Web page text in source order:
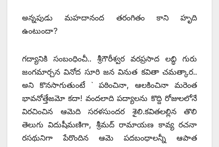
అన్నపుడు మహదానంద తరంగితం కాని హృది
ఉంటుందా?
గద్యానికి సంబంధించీ.. శ్రీగౌరీశ్వర వరప్రసాద లబ్ధి గురు
జంగమార్చన వినోద సూరి జన వినుత కవితా చమత్కార..
అని కొనసాగుతుంటే ` పఠించినా, ఆలకించినా మరెంత
భావనోత్తేజమో కదా! వందలాది పద్యాలను కొద్ది రోజులలోనే
విరచించిన ఆమెది సరళసుందర శైలి.కవితలల్లిన తొలి
తెలుగు విదుషీమణిగా, శ్రీమద్‌ రామాయణ కావ్య రచనా
రసథునిగా పేరొందిన ఆమె పదబంధాలన్నీ ఆపాత